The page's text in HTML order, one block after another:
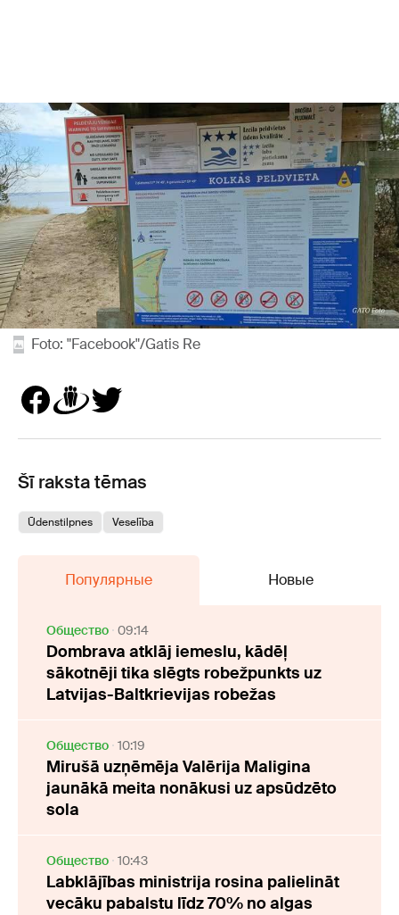
Foto: "Facebook"/Gatis Re
Šī raksta tēmas
Ūdenstilpnes Veselība
Популярные Новые
Oбщество 09:14
Dombrava atklāj iemeslu, kādēļ
sākotnēji tika slēgts robežpunkts uz
Latvijas-Baltkrievijas robežas
Oбщество 10:19
Mirušā uzņēmēja Valērija Maligina
jaunākā meita nonākusi uz apsūdzēto
sola
Oбщество 10:43
Labklājības ministrija rosina palielināt
vecāku pabalstu līdz 70% no algas